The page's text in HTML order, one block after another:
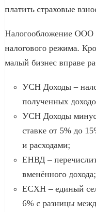
платить страховые
Налогообложение ООО
налогового режима.
малый бизнес вправе
УСН Доходы –
полученных
УСН Доходы минус
ставке от 5% до
и расходами;
ЕНВД –
вменённого дохода;
ЕСХН – единый
6% с разницы